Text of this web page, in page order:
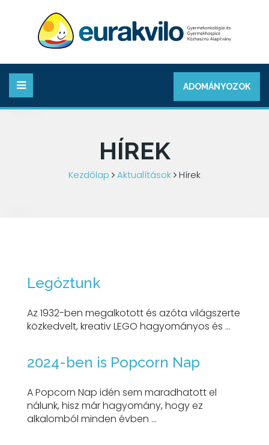
ADOMÁNYOZOK
HÍREK
Kezdőlap Aktualítások Hírek
Legóztunk
Az 1932-ben megalkotott és azóta világszerte
közkedvelt, kreativ LEGO hagyományos és ...
2024-ben is Popcorn Nap
A Popcorn Nap idén sem maradhatott el
nálunk, hisz már hagyomány, hogy ez
alkalomból minden évben ...